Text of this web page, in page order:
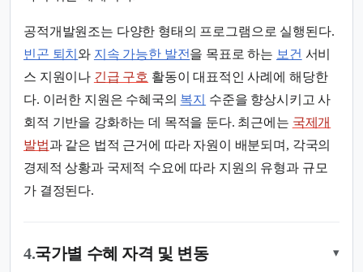
공적개발원조는 다양한 형태의 프로그램으로 실행된다.
빈곤 퇴치 와 지속 가능한 발전을 목표로 하는 보건 서비
스 지원이나 긴급 구호 활동이 대표적인 사례에 해당한
다. 이러한 지원은 수혜국의 복지
수준을 향상시키고 사
회적 기반을 강화하는 데 목적을 둔다. 최근에는 국제개
발법과 같은 법적 근거에 따라 자원이 배분되며, 각국의
경제적 상황과 국제적 수요에 따라 지원의 유형과 규모
가 결정된다.
4.국가별 수혜 자격 및 변동 ▾